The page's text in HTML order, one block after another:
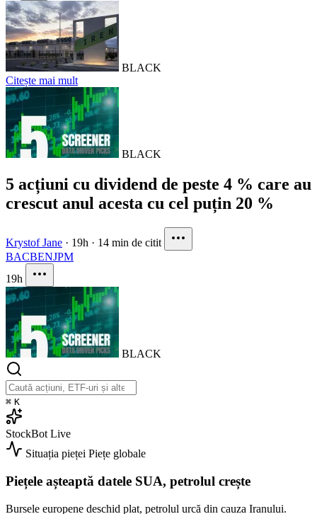
BLACK
Citește mai mult
BLACK
5 acțiuni cu dividend de peste 4 % care au
crescut anul acesta cu cel puțin 20 %
Krystof Jane · 19h · 14 min de citit
BACBENJPM
19h
BLACK
⌘ K
StockBot Live
Situația pieței Piețe globale
Piețele așteaptă datele SUA, petrolul crește
Bursele europene deschid plat, petrolul urcă din cauza Iranului.